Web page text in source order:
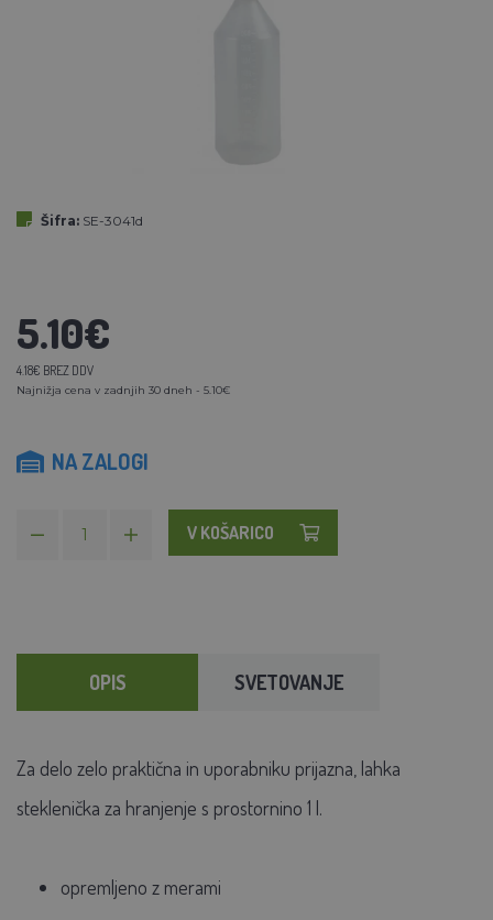
Šifra: SE-3041d
5.10€
4.18€ BREZ DDV
Najnižja cena v zadnjih 30 dneh - 5.10€
NA ZALOGI
V KOŠARICO
OPIS SVETOVANJE
Za delo zelo praktična in uporabniku prijazna, lahka
steklenička za hranjenje s prostornino 1 l.
opremljeno z merami